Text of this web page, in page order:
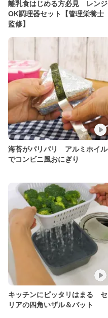
離乳食はじめる方必見 レンジ
OK調理器セット【管理栄養士
監修】
海苔がパリパリ アルミホイル
でコンビニ風おにぎり
キッチンにピッタリはまる セ
リアの四角いザル＆バット